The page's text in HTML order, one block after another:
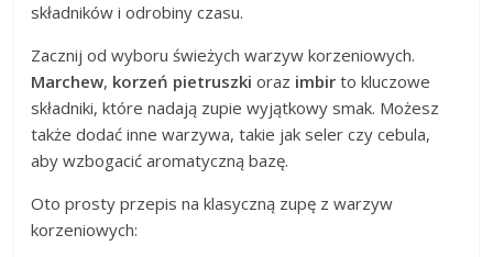
składników i odrobiny czasu.
Zacznij od wyboru świeżych warzyw korzeniowych.
Marchew, korzeń pietruszki oraz imbir to kluczowe
składniki, które nadają zupie wyjątkowy smak. Możesz
także dodać inne warzywa, takie jak seler czy cebula,
aby wzbogacić aromatyczną bazę.
Oto prosty przepis na klasyczną zupę z warzyw
korzeniowych: